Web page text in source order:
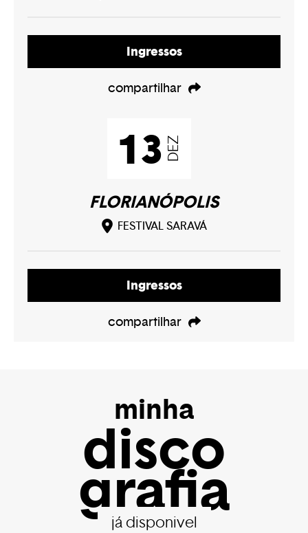
Ingressos
compartilhar
13 DEZ
FLORIANÓPOLIS
FESTIVAL SARAVÁ
Ingressos
compartilhar
minha
disco
grafia
já disponivel